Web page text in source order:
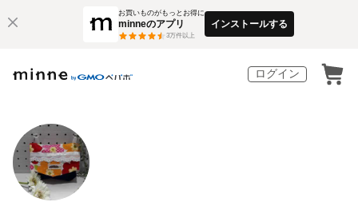
お買いものがもっとお得に
minneのアプリ
3万件以上
インストールする
ログイン